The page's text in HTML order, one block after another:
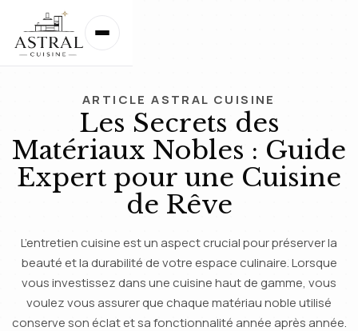
ARTICLE ASTRAL CUISINE
Les Secrets des
Matériaux Nobles : Guide
Expert pour une Cuisine
de Rêve
L’entretien cuisine est un aspect crucial pour préserver la
beauté et la durabilité de votre espace culinaire. Lorsque
vous investissez dans une cuisine haut de gamme, vous
voulez vous assurer que chaque matériau noble utilisé
conserve son éclat et sa fonctionnalité année après année.